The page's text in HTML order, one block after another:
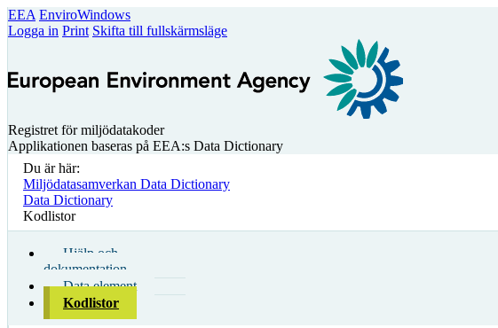
EEA EnviroWindows
Logga in Print Skifta till fullskärmsläge
Registret för miljödatakoder
Applikationen baseras på EEA:s Data Dictionary
Du är här:
Miljödatasamverkan Data Dictionary
Data Dictionary
Kodlistor
Hjälp och
dokumentation
Data element
Kodlistor